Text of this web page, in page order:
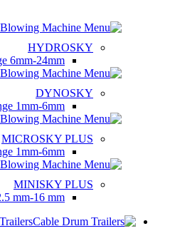
HYDROSKY
6mm-24mm
DYNOSKY
1mm-6mm
MICROSKY PLUS
1mm-6mm
MINISKY PLUS
mm-16 mm